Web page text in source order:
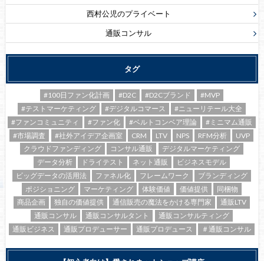
西村公児のプライベート
通販コンサル
タグ
#100日ファン化計画 #D2C #D2Cブランド
#MVP
#テストマーケティング
#デジタルコマース
#ニューリテール大全
#ファンコミュニティ
#ファン化 #ベルトコンベア理論
#ミニマム通販
#市場調査
#社外アイデア企画室 CRM LTV NPS RFM分析
UVP
クラウドファンディング
コンサル通販
デジタルマーケティング
データ分析
ドライテスト ネット通販
ビジネスモデル
ビッグデータの活用法
ファネル化 フレームワーク
ブランディング
ポジショニング
マーケティング 体験価値 価値提供
同梱物
商品企画
独自の価値提供 通信販売の魔法をかける専門家
通販LTV
通販コンサル
通販コンサルタント
通販コンサルティング
通販ビジネス
通販プロデューサー 通販プロデュース ＃通販コンサル